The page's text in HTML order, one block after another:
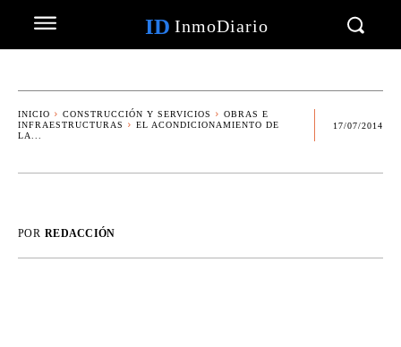
ID InmoDiario
INICIO CONSTRUCCIÓN Y SERVICIOS
OBRAS E
INFRAESTRUCTURAS
EL ACONDICIONAMIENTO DE
LA...
17/07/2014
POR REDACCIÓN